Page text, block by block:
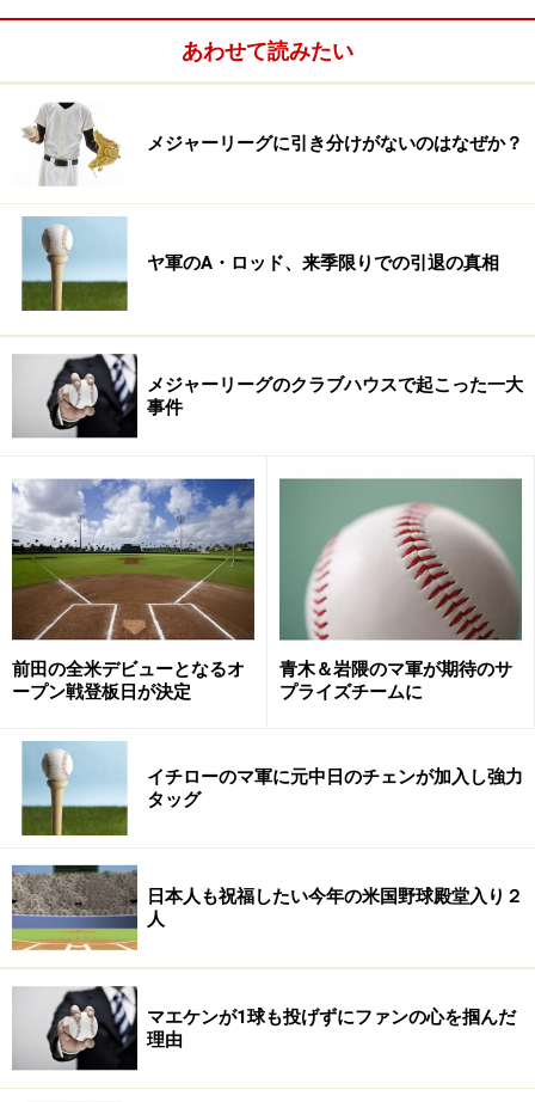
102キロ。私はジョンソンがヤンキース時代の2005年、
2006年に主に取材したが、その大きさもさることなが
ら、メディア嫌いということもあり、近寄りがたかっ
た。
近寄りがたかった理由は、まだあった。ゲームモードに
入った時には、何人たれとも近づけないほどの集中力を
発揮する。これは早くから取り入れていたメンタル・ト
レーニングのなせる技だったが、非常に「プロ」を感じ
させたムードでもあった。
※記事内容は執筆時点のものです。最新の内容をご確認くださ
い。
次のページへ
あわせて読みたい
メジャーリーグに引き分けがないのはなぜか？
ヤ軍のA・ロッド、来季限りでの引退の真相
メジャーリーグのクラブハウスで起こった一大
事件
前田の全米デビューとなるオ
ープン戦登板日が決定
青木＆岩隈のマ軍が期待のサ
プライズチームに
イチローのマ軍に元中日のチェンが加入し強力
タッグ
日本人も祝福したい今年の米国野球殿堂入り２
人
マエケンが1球も投げずにファンの心を掴んだ
理由